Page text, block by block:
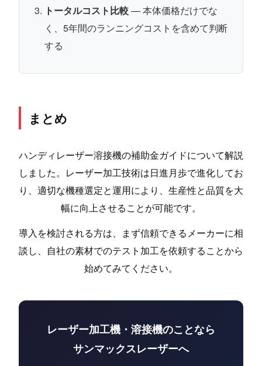
トータルコスト比較— 本体価格だけでな
く、5年間のランニングコストを含めて判断
する
まとめ
ハンディレーザー溶接機の補助金ガイドについて解説
しました。レーザー加工技術は日進月歩で進化してお
り、適切な機種選定と運用により、生産性と品質を大
幅に向上させることが可能です。
導入を検討される方は、まず信頼できるメーカーに相
談し、自社の素材でのテスト加工を依頼することから
始めてみてください。
レーザー加工機・溶接機のことなら
サンマックスレーザーへ